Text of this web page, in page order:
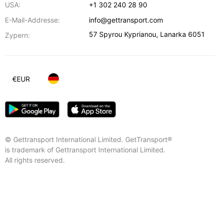
USA:
+1 302 240 28 90
E-Mail-Addresse:
info@gettransport.com
Zypern:
57 Spyrou Kyprianou, Lanarka 6051
© Gettransport International Limited. GetTransport®
is trademark of Gettransport International Limited.
All rights reserved.
€EUR